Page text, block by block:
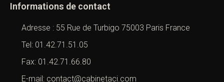
Informations de contact
Adresse : 55 Rue de Turbigo 75003 Paris France
Tel: 01.42.71.51.05
Fax: 01.42.71.66.80
E-mail: contact@cabinetaci.com